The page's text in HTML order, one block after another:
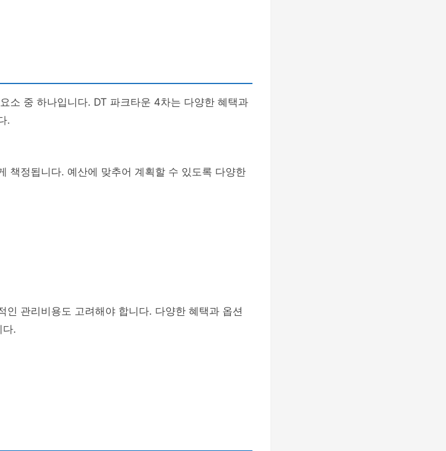
소 중 하나입니다. DT 파크타운 4차는 다양한 혜택과
.
책정됩니다. 예산에 맞추어 계획할 수 있도록 다양한
인 관리비용도 고려해야 합니다. 다양한 혜택과 옵션
다.